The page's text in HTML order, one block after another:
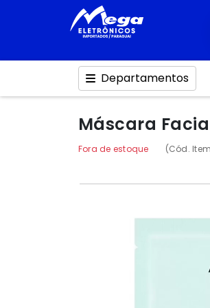
Departamentos
Máscara
Fora de estoque (Cód.